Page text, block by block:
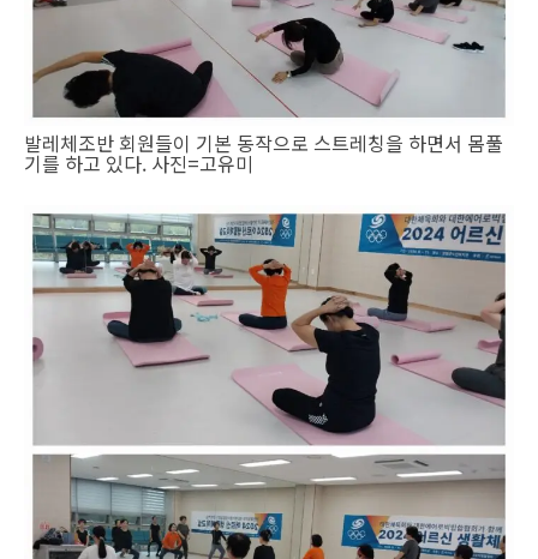
발레체조반 회원들이 기본 동작으로 스트레칭을 하면서 몸풀
기를 하고 있다. 사진=고유미